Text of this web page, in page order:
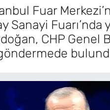
Fuar
Sanayi
CHP Genel